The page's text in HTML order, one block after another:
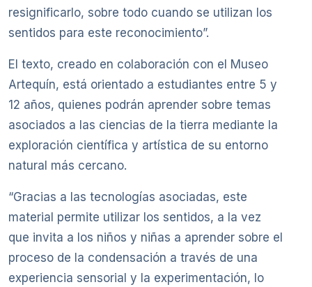
resignificarlo, sobre todo cuando se utilizan los
sentidos para este reconocimiento”.
El texto, creado en colaboración con el Museo
Artequín, está orientado a estudiantes entre 5 y
12 años, quienes podrán aprender sobre temas
asociados a las ciencias de la tierra mediante la
exploración científica y artística de su entorno
natural más cercano.
“Gracias a las tecnologías asociadas, este
material permite utilizar los sentidos, a la vez
que invita a los niños y niñas a aprender sobre el
proceso de la condensación a través de una
experiencia sensorial y la experimentación, lo